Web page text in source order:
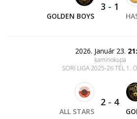
GOLDEN BOYS
3 - 1
2026. Január 23.
kaminokupa
SORI LIGA 2025-26 TÉL 1.
ALL STARS
2 - 4